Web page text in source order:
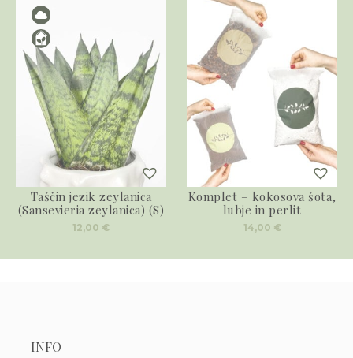
Taščin jezik zeylanica
(Sansevieria zeylanica) (S)
12,00 €
Komplet – kokosova šota,
lubje in perlit
14,00 €
INFO